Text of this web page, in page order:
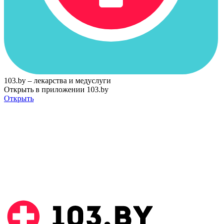
103.by – лекарства и медуслуги
Открыть в приложении 103.by
Открыть